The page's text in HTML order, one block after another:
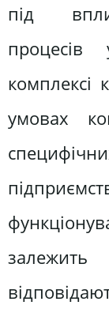
під
процесів
комплексі
умовах